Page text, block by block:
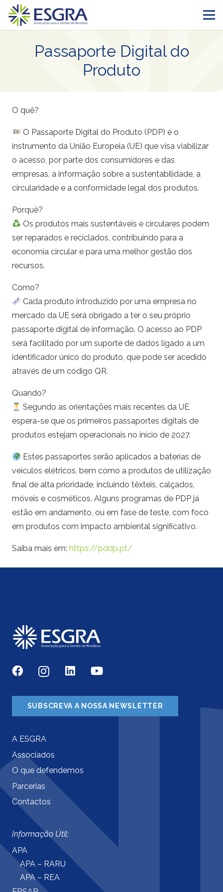
Passaporte Digital do
Produto
O quê?
O Passaporte Digital do Produto (PDP) é o
instrumento da União Europeia (UE) que visa viabilizar
o acesso, por parte dos consumidores e das
empresas, a informação sobre a sustentabilidade, a
circularidade e a conformidade legal dos produtos.
Porquê?
Os produtos mais sustentáveis e circulares podem
ser reparados e reciclados, contribuindo para a
economia circular e para uma melhor gestão dos
recursos.
Como?
Cada produto introduzido por uma empresa no
mercado da UE será obrigado a ter o seu próprio
passaporte digital de informação. O acesso ao PDP
será facilitado por um suporte de dados ligado a um
identificador único do produto, que pode ser acedido
através de um código QR.
Quando?
Segundo as orientações mais recentes da UE,
espera-se que os primeiros passaportes digitais de
produtos estejam operacionais no início de 2027.
Estes passaportes serão aplicados a baterias de
veículos elétricos, bem como a produtos de utilização
final de alta prioridade, incluindo têxteis, calçados,
móveis e cosméticos. Alguns programas de PDP já
estão em andamento, ou em fase de teste, com foco
em produtos com impacto ambiental significativo.
Saiba mais em: https://pddp.pt/
SUBSCREVA A NOSSA NEWSLETTER
A ESGRA
Associados
O que defendemos
Parcerias
Contactos
Informação Útil:
APA
APA – RARU
APA – REA